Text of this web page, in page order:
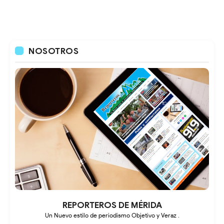
NOSOTROS
REPORTEROS DE MÉRIDA
Un Nuevo estilo de periodismo Objetivo y Veraz .